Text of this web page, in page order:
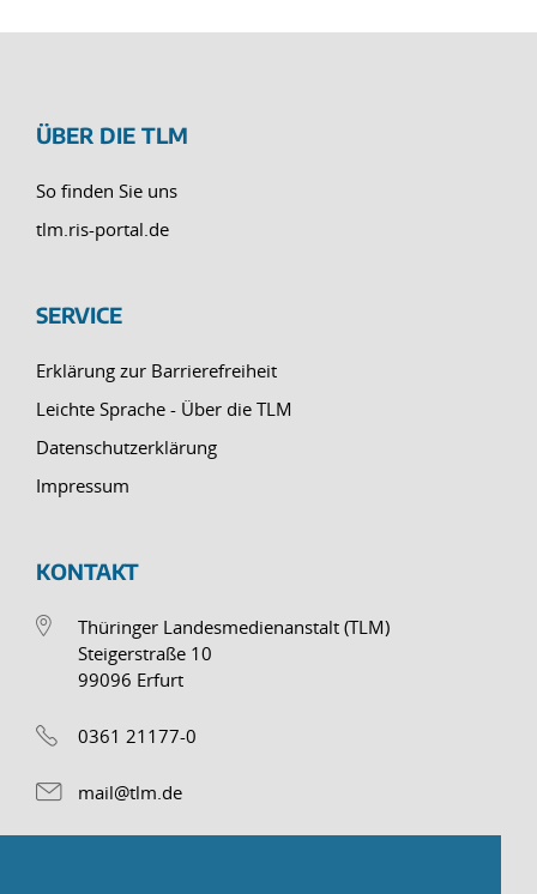
ÜBER DIE TLM
So finden Sie uns
tlm.ris-portal.de
SERVICE
Erklärung zur Barrierefreiheit
Leichte Sprache - Über die TLM
Datenschutzerklärung
Impressum
KONTAKT
Thüringer Landesmedienanstalt (TLM)
Steigerstraße 10
99096 Erfurt
0361 21177-0
mail@tlm.de